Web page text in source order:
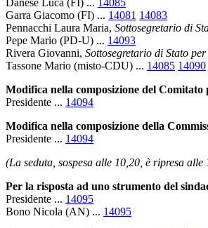
Garra Giacomo (FI) ... 14081 14083
Pennacchi Laura Maria, Sottosegretario di
Pepe Mario (PD-U) ... 14093
Rivera Giovanni, Sottosegretario di Stato
Tassone Mario (misto-CDU) ... 14085 14090
Modifica nella composizione del
Presidente ... 14094
Modifica nella composizione della
Presidente ... 14094
(La seduta, sospesa alle 10,20, è ripresa alle
Per la risposta ad uno strumento del
Presidente ... 14095
Bono Nicola (AN) ... 14095